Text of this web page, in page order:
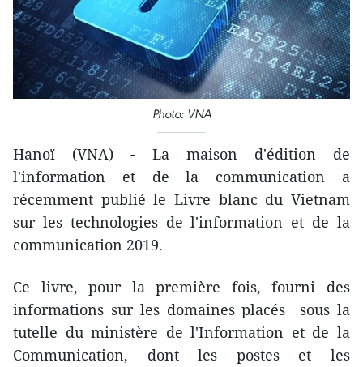
Photo: VNA
Hanoï (VNA) - La maison d'édition de
l'information et de la communication a
récemment publié le Livre blanc du Vietnam
sur les technologies de l'information et de la
communication 2019.
Ce livre, pour la première fois, fourni des
informations sur les domaines placés sous la
tutelle du ministère de l'Information et de la
Communication, dont les postes et les